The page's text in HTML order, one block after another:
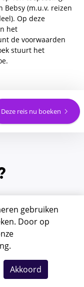
Bebsy (m.u.v. reizen
Op deze
het
de voorwaarden
stuurt het
Deze reis nu boeken
met SGR
ieder budget
gebruiken
Door op
.
Akkoord